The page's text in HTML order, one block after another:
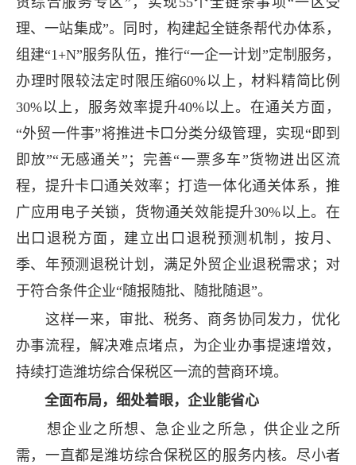
理、一站集成”。同时，构建起全链条帮代办体系，
组建“1+N”服务队伍，推行“一企一计划”定制服务，
办理时限较法定时限压缩60%以上，材料精简比例
30%以上，服务效率提升40%以上。在通关方面，
“外贸一件事”将推进卡口分类分级管理，实现“即到
即放”“无感通关”；完善“一票多车”货物进出区流
程，提升卡口通关效率；打造一体化通关体系，推
广应用电子关锁，货物通关效能提升30%以上。在
出口退税方面，建立出口退税预测机制，按月、
季、年预测退税计划，满足外贸企业退税需求；对
于符合条件企业“随报随批、随批随退”。
这样一来，审批、税务、商务协同发力，优化
办事流程，解决难点堵点，为企业办事提速增效，
持续打造潍坊综合保税区一流的营商环境。
全面布局，细处着眼，企业能省心
想企业之所想、急企业之所急，供企业之所
需，一直都是潍坊综合保税区的服务内核。尽小者